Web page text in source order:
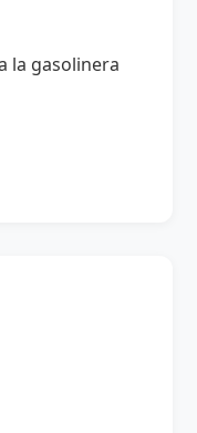
la gasolinera